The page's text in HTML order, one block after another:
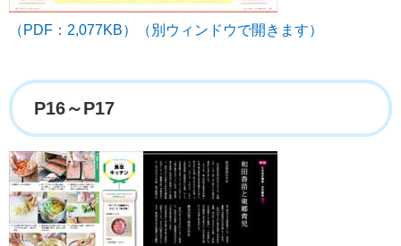
（PDF：2,077KB）（別ウィンドウで開きます）
P16～P17